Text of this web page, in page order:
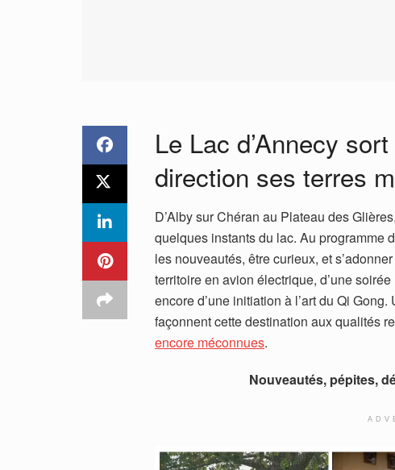
Le Lac d’Annecy
direction ses terres
D’Alby sur Chéran au Plateau des
quelques instants du lac. Au programme
les nouveautés, être curieux, et
territoire en avion électrique, d’une
encore d’une initiation à l’art du Qi
façonnent cette destination aux qualités
encore méconnues.
Nouveautés, pépites,